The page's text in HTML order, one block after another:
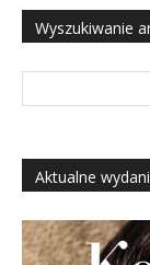
Wyszukiwanie
Aktualne